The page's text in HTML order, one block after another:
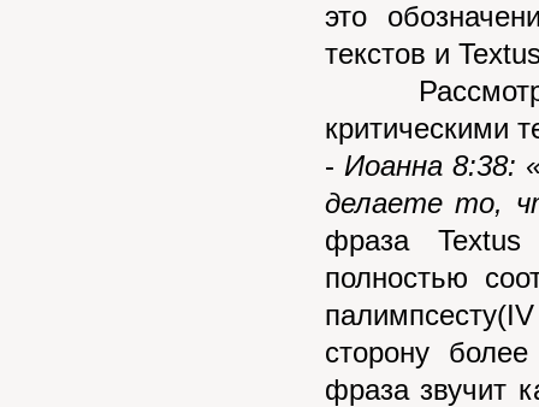
это
текстов и
критическими
- Иоанна 8:38:
делаете то,
фраза
полностью
сторону
фраза звучит